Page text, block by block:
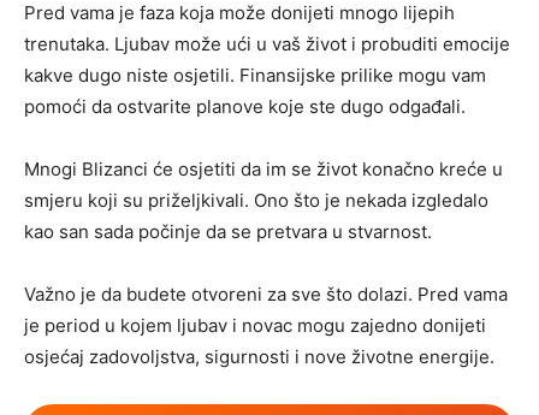
Pred vama je faza koja može donijeti mnogo lijepih
trenutaka. Ljubav može ući u vaš život i probuditi emocije
kakve dugo niste osjetili. Finansijske prilike mogu vam
pomoći da ostvarite planove koje ste dugo odgađali.
Mnogi Blizanci će osjetiti da im se život konačno kreće u
smjeru koji su priželjkivali. Ono što je nekada izgledalo
kao san sada počinje da se pretvara u stvarnost.
Važno je da budete otvoreni za sve što dolazi. Pred vama
je period u kojem ljubav i novac mogu zajedno donijeti
osjećaj zadovoljstva, sigurnosti i nove životne energije.